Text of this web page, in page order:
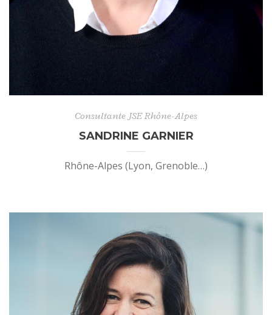
Consultante JSE Rhône-Alpes
SANDRINE GARNIER
Rhône-Alpes (Lyon, Grenoble…)